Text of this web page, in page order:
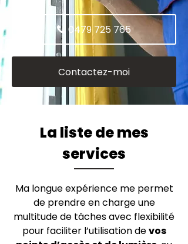
0479 725 765
Contactez-moi
La liste de mes
services
Ma longue expérience me permet
de prendre en charge une
multitude de tâches avec flexibilité
pour faciliter l’utilisation devos